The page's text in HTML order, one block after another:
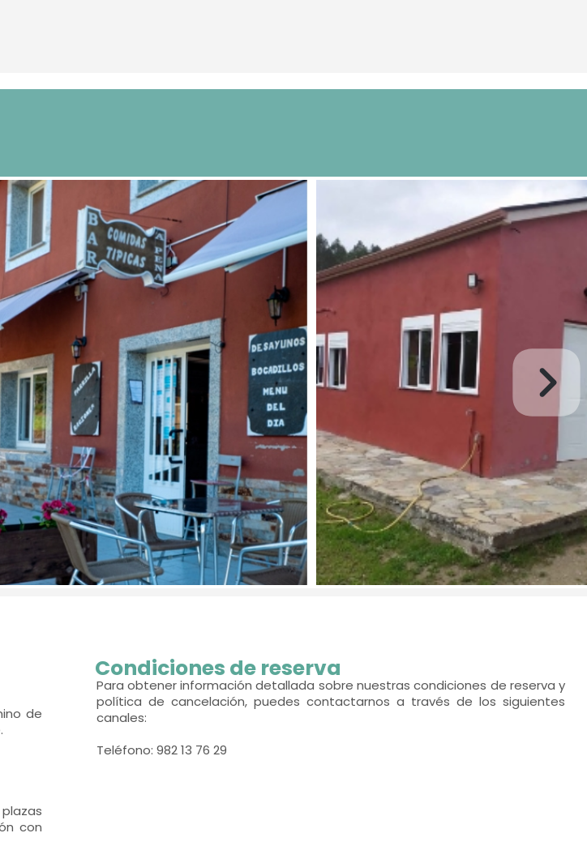
de
con
Condiciones de reserva
Para obtener información detallada sobre nuestras condiciones de reserva y
política de cancelación, puedes contactarnos a través de los siguientes
canales:
Teléfono: 982 13 76 29